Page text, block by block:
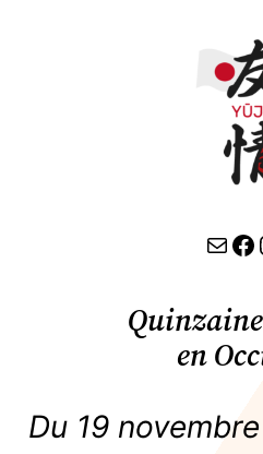
contact par email lien facebook
en
Du 19